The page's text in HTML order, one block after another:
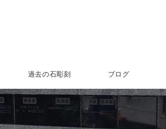
過去の石彫刻 ブログ